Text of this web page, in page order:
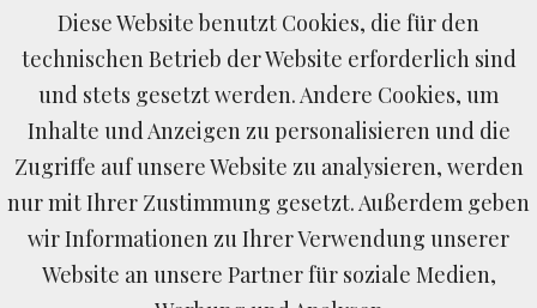
BUCHEN ANFRAGEN LAST MINUTE
Über uns
Diese Website benutzt Cookies, die für den
technischen Betrieb der Website erforderlich sind
und stets gesetzt werden. Andere Cookies, um
Inhalte und Anzeigen zu personalisieren und die
Zugriffe auf unsere Website zu analysieren, werden
nur mit Ihrer Zustimmung gesetzt. Außerdem geben
wir Informationen zu Ihrer Verwendung unserer
Website an unsere Partner für soziale Medien,